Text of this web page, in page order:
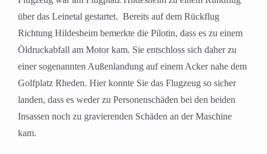
über das Leinetal gestartet. Bereits auf dem Rückflug
Richtung Hildesheim bemerkte die Pilotin, dass es zu einem
Öldruckabfall am Motor kam. Sie entschloss sich daher zu
einer sogenannten Außenlandung auf einem Acker nahe dem
Golfplatz Rheden. Hier konnte Sie das Flugzeug so sicher
landen, dass es weder zu Personenschäden bei den beiden
Insassen noch zu gravierenden Schäden an der Maschine
kam.